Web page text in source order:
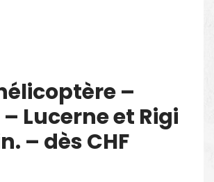
–
Lucerne et Rigi
– dès CHF